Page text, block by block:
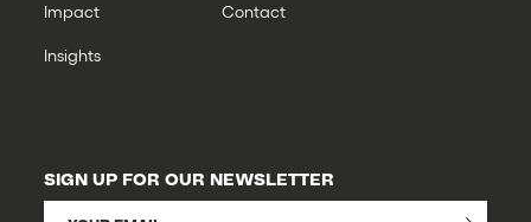
Impact
Insights
Contact
SIGN UP FOR OUR NEWSLETTER